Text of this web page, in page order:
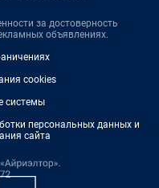
за достоверность
объявлениях.
cookies
системы
персональных данных и
сайта